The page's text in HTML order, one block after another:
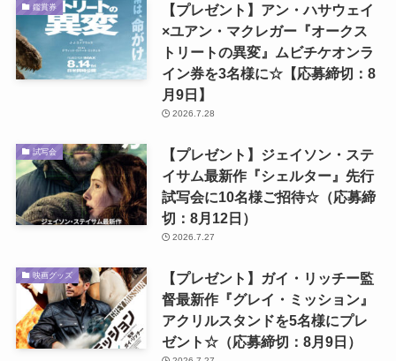
鑑賞券
【プレゼント】アン・ハサウェイ
×ユアン・マクレガー『オークス
トリートの異変』ムビチケオンラ
イン券を3名様に☆【応募締切：8
月9日】
2026.7.28
試写会
【プレゼント】ジェイソン・ステ
イサム最新作『シェルター』先行
試写会に10名様ご招待☆（応募締
切：8月12日）
2026.7.27
映画グッズ
【プレゼント】ガイ・リッチー監
督最新作『グレイ・ミッション』
アクリルスタンドを5名様にプレ
ゼント☆（応募締切：8月9日）